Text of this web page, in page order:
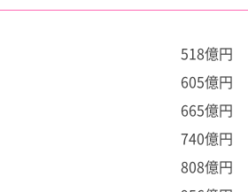
518億円
605億円
665億円
740億円
808億円